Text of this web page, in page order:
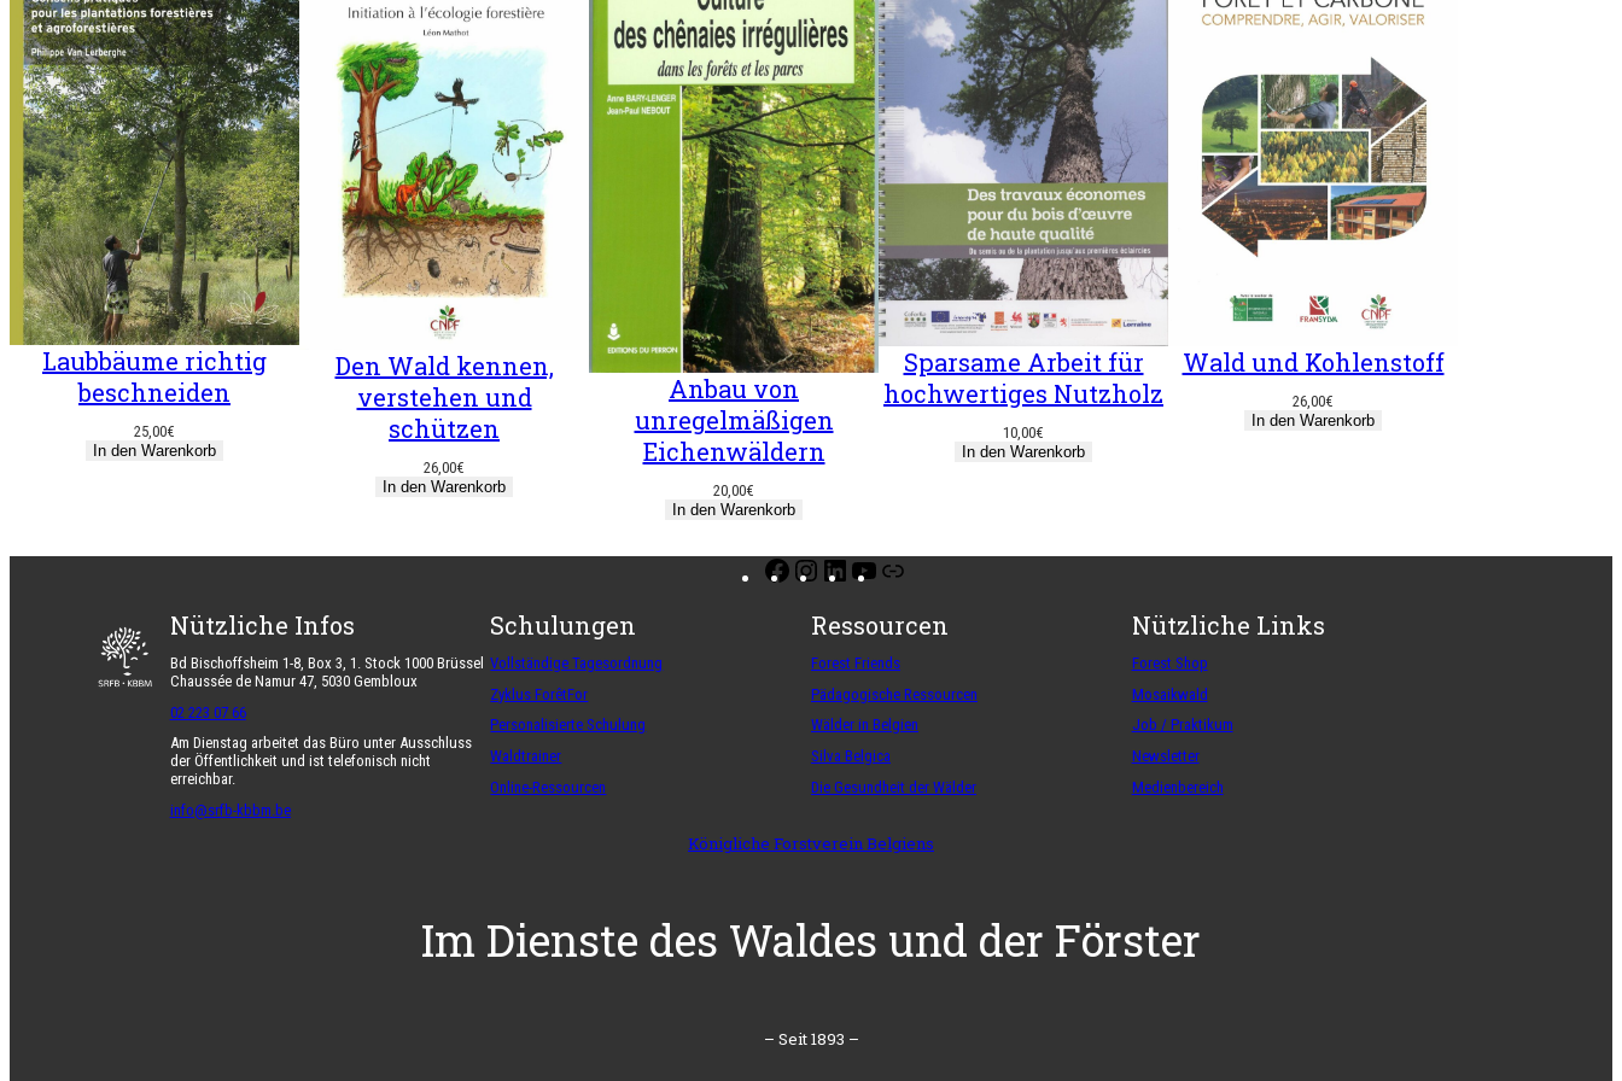
Laubbäume richtig
beschneiden
25,00€
In den Warenkorb
Den Wald kennen,
verstehen und
schützen
26,00€
In den Warenkorb
Anbau von
unregelmäßigen
Eichenwäldern
20,00€
In den Warenkorb
Sparsame Arbeit für
hochwertiges Nutzholz
10,00€
In den Warenkorb
Wald und Kohlenstoff
26,00€
In den Warenkorb
Facebook
Instagram
LinkedInYouTube
Nützliche Infos
Bd Bischoffsheim 1-8, Box 3, 1. Stock 1000 Brüssel
Chaussée de Namur 47, 5030 Gembloux
02 223 07 66
Am Dienstag arbeitet das Büro unter Ausschluss
der Öffentlichkeit und ist telefonisch nicht
erreichbar.
info@srfb-kbbm.be
Schulungen
Vollständige Tagesordnung
Zyklus ForêtFor
Personalisierte Schulung
Waldtrainer
Online-Ressourcen
Ressourcen
Forest Friends
Pädagogische Ressourcen
Wälder in Belgien
Silva Belgica
Die Gesundheit der Wälder
Nützliche Links
Forest Shop
Mosaikwald
Job / Praktikum
Newsletter
Medienbereich
Königliche Forstverein Belgiens
Im Dienste des Waldes und der Förster
– Seit 1893 –